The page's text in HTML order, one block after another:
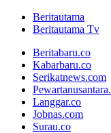
Beritautama
Beritautama Tv
Beritabaru.co
Kabarbaru.co
Serikatnews.com
Langgar.co
Jobnas.com
Surau.co